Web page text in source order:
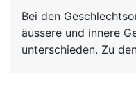
News
Bei den
äussere und innere
unterschieden. Zu